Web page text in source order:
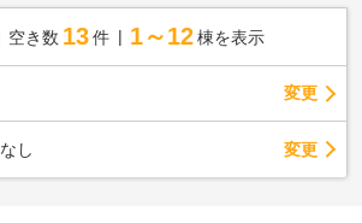
空き数 13 件 1～12 棟を表示
変更
なし 変更